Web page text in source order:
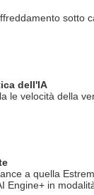
sotto
dell'IA
le velocità della
a quella
Engine+ in